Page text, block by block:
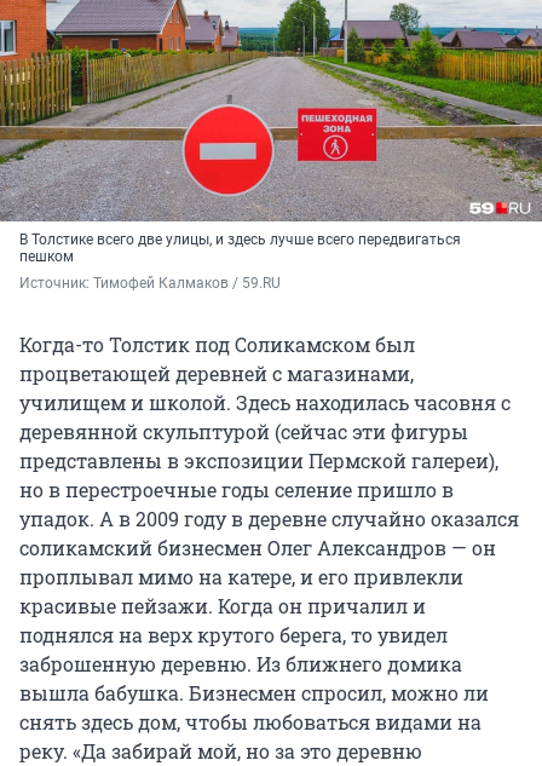
В Толстике всего две улицы, и здесь лучше всего передвигаться
пешком
Источник: Тимофей Калмаков / 59.RU
Когда-то Толстик под Соликамском был
процветающей деревней с магазинами,
училищем и школой. Здесь находилась часовня с
деревянной скульптурой (сейчас эти фигуры
представлены в экспозиции Пермской галереи),
но в перестроечные годы селение пришло в
упадок. А в 2009 году в деревне случайно оказался
соликамский бизнесмен Олег Александров — он
проплывал мимо на катере, и его привлекли
красивые пейзажи. Когда он причалил и
поднялся на верх крутого берега, то увидел
заброшенную деревню. Из ближнего домика
вышла бабушка. Бизнесмен спросил, можно ли
снять здесь дом, чтобы любоваться видами на
реку. «Да забирай мой, но за это деревню